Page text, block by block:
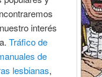
interés
Tráfico de
de
lesbianas,